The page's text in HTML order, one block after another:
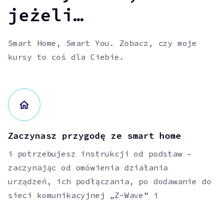
jeżeli…
Smart Home, Smart You. Zobacz, czy moje
kursy to coś dla Ciebie.
Zaczynasz przygodę ze smart home
i potrzebujesz instrukcji od podstaw –
zaczynając od omówienia działania
urządzeń, ich podłączania, po dodawanie do
sieci komunikacyjnej „Z-Wave” i